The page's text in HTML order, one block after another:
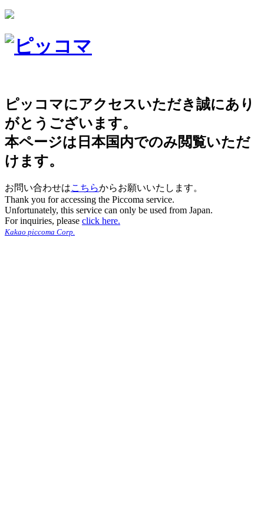
ピッコマにアクセスいただき誠にあり
がとうございます。
本ページは日本国内でのみ閲覧いただ
けます。
お問い合わせはこちらからお願いいたします。
Thank you for accessing the Piccoma service.
Unfortunately, this service can only be used from Japan.
For inquiries, please click here.
Kakao piccoma Corp.